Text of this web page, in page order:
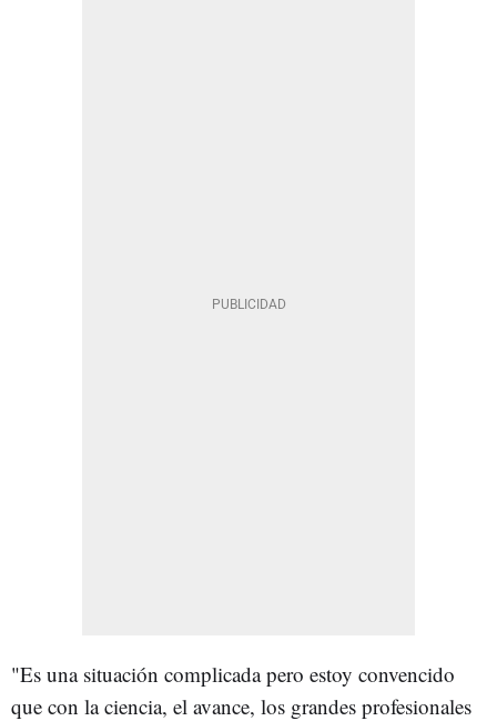
"Es una situación complicada pero estoy convencido
que con la ciencia, el avance, los grandes profesionales